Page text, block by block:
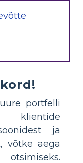
portfelli
klientide
ja
võtke aega